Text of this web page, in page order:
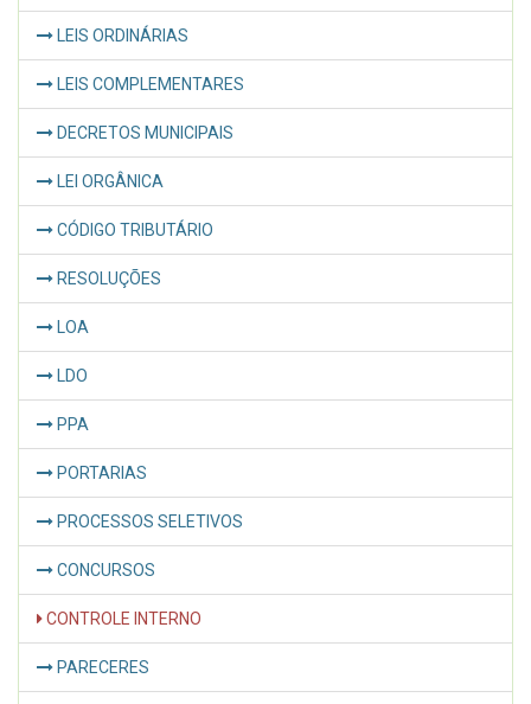
LEIS ORDINÁRIAS
LEIS COMPLEMENTARES
DECRETOS MUNICIPAIS
LEI ORGÂNICA
CÓDIGO TRIBUTÁRIO
RESOLUÇÕES
LOA
LDO
PPA
PORTARIAS
PROCESSOS SELETIVOS
CONCURSOS
CONTROLE INTERNO
PARECERES